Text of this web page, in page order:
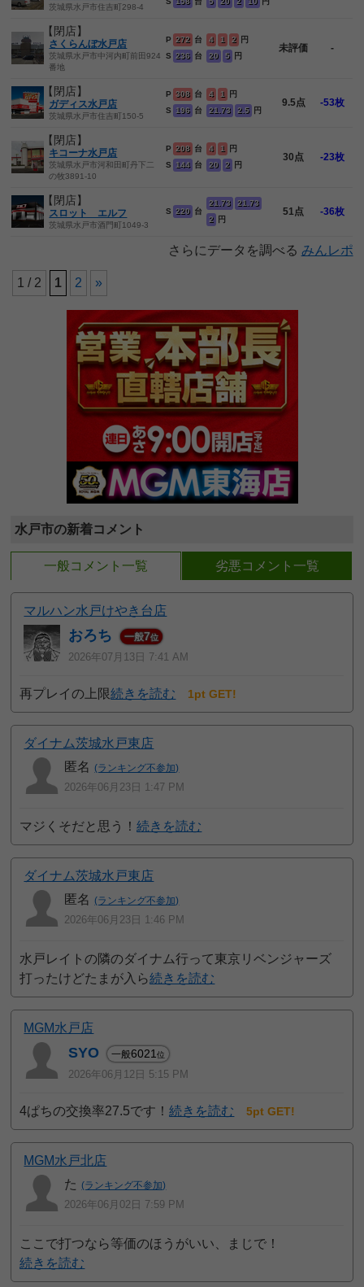
茨城県水戸市住吉町298-4
【閉店】
さくらんぼ水戸店
茨城県水戸市中河内町前田924
番地
P 272 台
S
236 台
4 1 2
円
20
5 円
未評価 -
【閉店】
ガディス水戸店
茨城県水戸市住吉町150-5
P 308 台
S
196 台
4 1
円
21.73
2.5 円
9.5点 -53枚
【閉店】
キコーナ水戸店
茨城県水戸市河和田町丹下二
の牧3891-10
P 208 台
S
144 台
4 1
円
20
2 円
30点 -23枚
【閉店】
スロット エルフ
茨城県水戸市酒門町1049-3
S 220 台
21.73
21.73
2
円
51点 -36枚
さらにデータを調べる みんレポ
1 / 2 1 2 »
水戸市の新着コメント
一般コメント一覧 劣悪コメント一覧
マルハン水戸けやき台店
おろち 一般7位
2026年07月13日 7:41 AM
再プレイの上限続きを読む 1pt GET!
ダイナム茨城水戸東店
匿名 (ランキング不参加)
2026年06月23日 1:47 PM
マジくそだと思う！続きを読む
ダイナム茨城水戸東店
匿名 (ランキング不参加)
2026年06月23日 1:46 PM
水戸レイトの隣のダイナム行って東京リベンジャーズ
打ったけどたまが入ら続きを読む
MGM水戸店
SYO 一般6021位
2026年06月12日 5:15 PM
4ぱちの交換率27.5です！続きを読む 5pt GET!
MGM水戸北店
た (ランキング不参加)
2026年06月02日 7:59 PM
ここで打つなら等価のほうがいい、まじで！
続きを読む